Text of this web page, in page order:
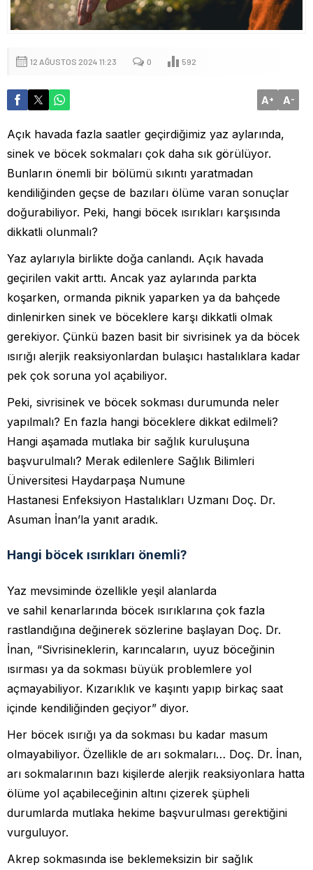
12 AĞUSTOS 2024 11:23 0 592
A+ A-
Açık havada fazla saatler geçirdiğimiz yaz aylarında,
sinek ve böcek sokmaları çok daha sık görülüyor.
Bunların önemli bir bölümü sıkıntı yaratmadan
kendiliğinden geçse de bazıları ölüme varan sonuçlar
doğurabiliyor. Peki, hangi böcek ısırıkları karşısında
dikkatli olunmalı?
Yaz aylarıyla birlikte doğa canlandı. Açık havada
geçirilen vakit arttı. Ancak yaz aylarında parkta
koşarken, ormanda piknik yaparken ya da bahçede
dinlenirken sinek ve böceklere karşı dikkatli olmak
gerekiyor. Çünkü bazen basit bir sivrisinek ya da böcek
ısırığı alerjik reaksiyonlardan bulaşıcı hastalıklara kadar
pek çok soruna yol açabiliyor.
Peki, sivrisinek ve böcek sokması durumunda neler
yapılmalı? En fazla hangi böceklere dikkat edilmeli?
Hangi aşamada mutlaka bir sağlık kuruluşuna
başvurulmalı? Merak edilenlere Sağlık Bilimleri
Üniversitesi Haydarpaşa Numune
Hastanesi Enfeksiyon Hastalıkları Uzmanı Doç. Dr.
Asuman İnan’la yanıt aradık.
Hangi böcek ısırıkları önemli?
Yaz mevsiminde özellikle yeşil alanlarda
ve sahil kenarlarında böcek ısırıklarına çok fazla
rastlandığına değinerek sözlerine başlayan Doç. Dr.
İnan, “Sivrisineklerin, karıncaların, uyuz böceğinin
ısırması ya da sokması büyük problemlere yol
açmayabiliyor. Kızarıklık ve kaşıntı yapıp birkaç saat
içinde kendiliğinden geçiyor” diyor.
Her böcek ısırığı ya da sokması bu kadar masum
olmayabiliyor. Özellikle de arı sokmaları… Doç. Dr. İnan,
arı sokmalarının bazı kişilerde alerjik reaksiyonlara hatta
ölüme yol açabileceğinin altını çizerek şüpheli
durumlarda mutlaka hekime başvurulması gerektiğini
vurguluyor.
Akrep sokmasında ise beklemeksizin bir sağlık